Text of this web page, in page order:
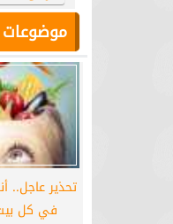
تحذير عاجل..
في كل
برشلونة يستعيد
كأس